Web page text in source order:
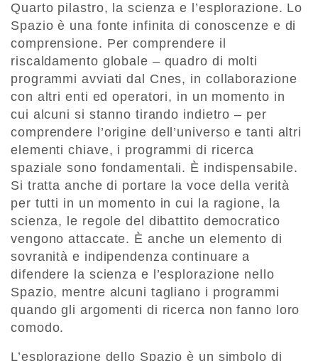
Quarto pilastro, la scienza e l’esplorazione. Lo
Spazio è una fonte infinita di conoscenze e di
comprensione. Per comprendere il
riscaldamento globale – quadro di molti
programmi avviati dal Cnes, in collaborazione
con altri enti ed operatori, in un momento in
cui alcuni si stanno tirando indietro – per
comprendere l’origine dell’universo e tanti altri
elementi chiave, i programmi di ricerca
spaziale sono fondamentali. È indispensabile.
Si tratta anche di portare la voce della verità
per tutti in un momento in cui la ragione, la
scienza, le regole del dibattito democratico
vengono attaccate. È anche un elemento di
sovranità e indipendenza continuare a
difendere la scienza e l’esplorazione nello
Spazio, mentre alcuni tagliano i programmi
quando gli argomenti di ricerca non fanno loro
comodo.
L’esplorazione dello Spazio è un simbolo di